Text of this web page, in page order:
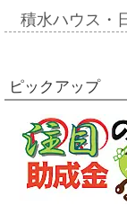
積水ハウス・
ピックアップ